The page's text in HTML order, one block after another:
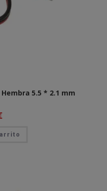
5.5 * 2.1 mm